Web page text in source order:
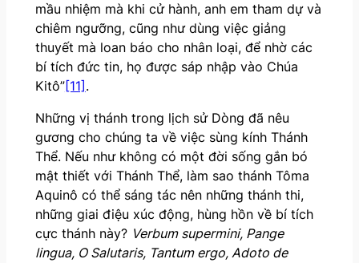
mầu nhiệm mà khi cử hành, anh em tham dự và
chiêm ngưỡng, cũng như dùng việc giảng
thuyết mà loan báo cho nhân loại, để nhờ các
bí tích đức tin, họ được sáp nhập vào Chúa
Kitô”[11] .
Những vị thánh trong lịch sử Dòng đã nêu
gương cho chúng ta về việc sùng kính Thánh
Thể. Nếu như không có một đời sống gắn bó
mật thiết với Thánh Thể, làm sao thánh Tôma
Aquinô có thể sáng tác nên những thánh thi,
những giai điệu xúc động, hùng hồn về bí tích
cực thánh này? Verbum supermini, Pange
lingua, O Salutaris, Tantum ergo, Adoto de